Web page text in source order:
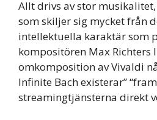
Allt drivs av stor
som skiljer sig mycket från
intellektuella karaktär som
kompositören Max Richters
omkomposition av Vivaldi
Infinite Bach existerar”
streamingtjänsterna direkt